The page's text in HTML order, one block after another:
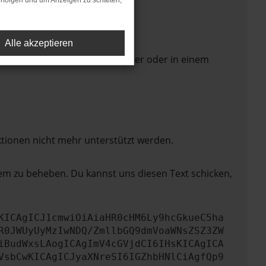
in einem anderen Browser oder in einem
nicht mehr unterstützt werden.
zu beheben. Du kannst uns diesen Text schicken,
ZmllbGQ9dmVoaWNsZSZ3ZW
Alle akzeptieren